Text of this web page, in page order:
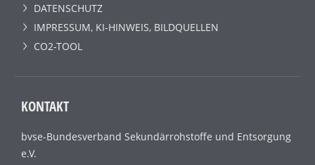
DATENSCHUTZ
IMPRESSUM, KI-HINWEIS, BILDQUELLEN
CO2-TOOL
KONTAKT
bvse-Bundesverband Sekundärrohstoffe und Entsorgung
e.V.